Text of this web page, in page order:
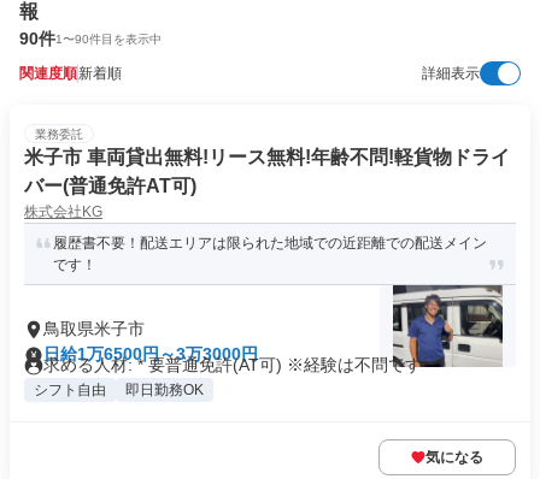
報
90件1〜90件目を表示中
関連度順新着順 詳細表示
業務委託
米子市 車両貸出無料!リース無料!年齢不問!軽貨物ドライ
バー(普通免許AT可)
株式会社KG
履歴書不要！配送エリアは限られた地域での近距離での配送メイン
です！
鳥取県米子市
日給1万6500円～3万3000円
求める人材: * 要普通免許(AT可) ※経験は不問です
シフト自由 即日勤務OK
気になる